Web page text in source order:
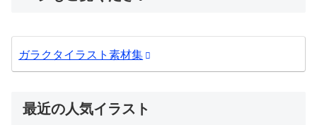
ガラクタイラスト素材集
最近の人気イラスト